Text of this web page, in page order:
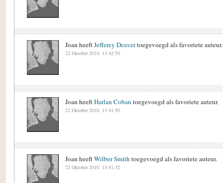
Joan heeftJefferey Deavertoegevoegd als favoriete auteur.
22 Oktober 2010, 13:42:50
Joan heeftHarlan Coban toegevoegd als favoriete auteur.
22 Oktober 2010, 13:41:50
Joan heeftWilber Smith toegevoegd als favoriete auteur.
22 Oktober 2010, 13:41:32